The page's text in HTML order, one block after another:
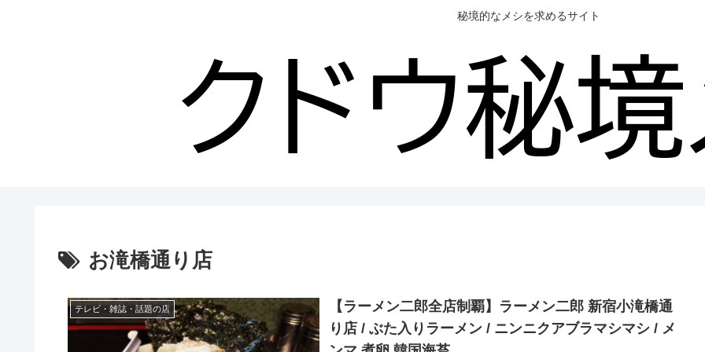
秘境的なメシを求めるサイト
お滝橋通り店
テレビ・雑誌・話題の店
【ラーメン二郎全店制覇】ラーメン二郎 新宿小滝橋通
り店 / ぶた入りラーメン / ニンニクアブラマシマシ / メ